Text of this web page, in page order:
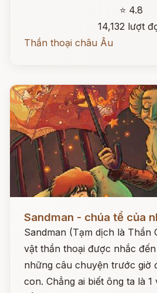
⭐ 4.8
14,132 lượt
Thần thoại châu Âu
Sandman - chúa tể của
Sandman (Tạm dịch là Thần
vật thần thoại được nhắc
những câu chuyện trước giờ
con. Chẳng ai biết ông ta là